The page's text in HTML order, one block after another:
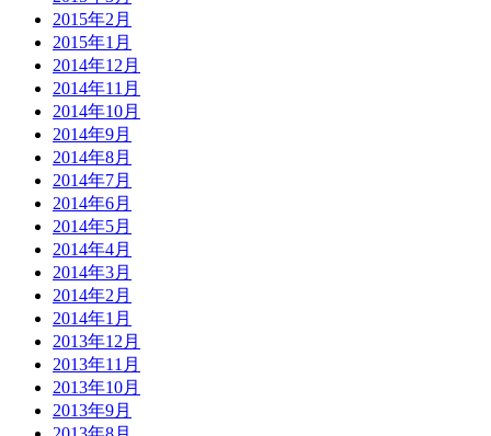
2015年2月
2015年1月
2014年12月
2014年11月
2014年10月
2014年9月
2014年8月
2014年7月
2014年6月
2014年5月
2014年4月
2014年3月
2014年2月
2014年1月
2013年12月
2013年11月
2013年10月
2013年9月